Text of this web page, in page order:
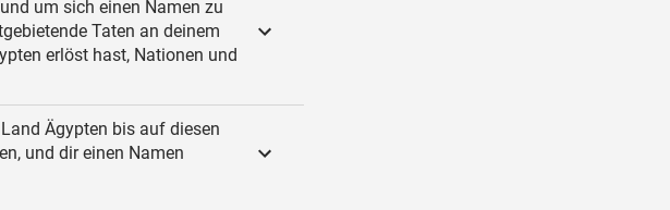
um sich einen Namen zu
Taten an deinem
erlöst hast, Nationen und
Ägypten bis auf diesen
und dir einen Namen